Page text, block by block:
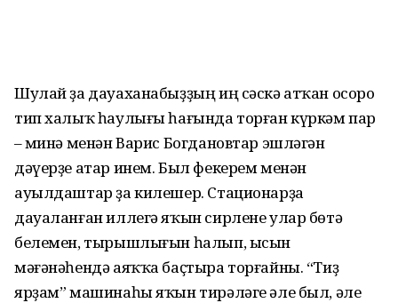
Шулай ҙа дауаханабыҙҙың иң сәскә атҡан осоро
тип халыҡ һаулығы һағында торған күркәм пар
– Әминә менән Варис Богдановтар эшләгән
дәүерҙе атар инем. Был фекерем менән
ауылдаштар ҙа килешер. Стационарҙа
дауаланған иллегә яҡын сирлене улар бөтә
белемен, тырышлығын һалып, ысын
мәғәнәһендә аяҡҡа баҫтыра торғайны. “Тиҙ
ярҙам” машинаһы яҡын тирәләге әле был, әле